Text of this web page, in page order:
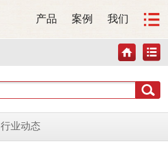
产品 案例 我们
行业动态